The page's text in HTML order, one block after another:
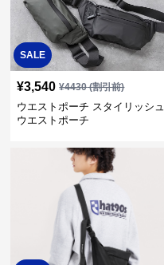
SALE
¥3,540 ¥4430(割引前)
ウエストポーチ スタイリッシュ
ウエストポーチ